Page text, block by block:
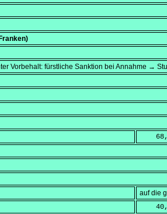
Vorbehalt: fürstliche Sanktion bei Annahme →
auf die